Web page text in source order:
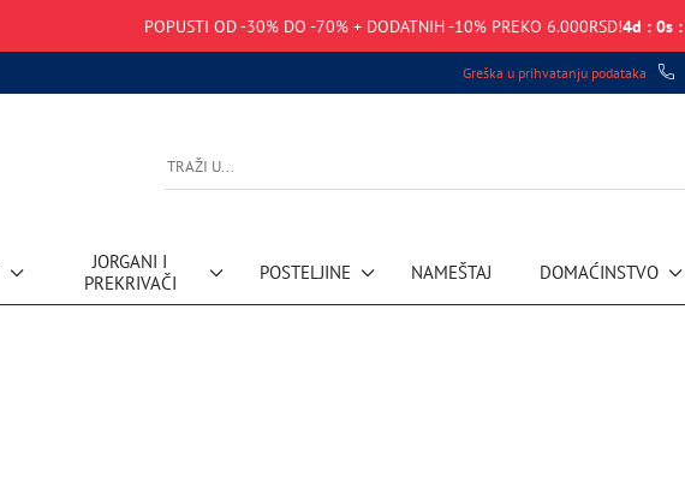
POPUSTI OD -30% DO -70% + DODATNIH -10% PREKO 6.000RSD!4d : 0s :
Greška u prihvatanju podataka
JORGANI I
PREKRIVAČI
POSTELJINE NAMEŠTAJ DOMAĆINSTVO